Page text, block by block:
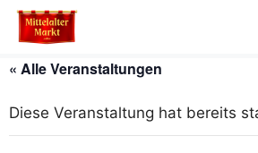
Zum
Inhalt
« Alle Veranstaltungen
Diese Veranstaltung hat bereits